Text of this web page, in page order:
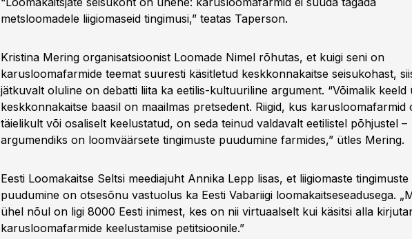
metsloomadele liigiomaseid tingimusi,” teatas Taperson.
Kristina Mering organisatsioonist Loomade Nimel rõhutas, et kuigi seni on
karusloomafarmide teemat suuresti käsitletud keskkonnakaitse seisukohast,
jätkuvalt oluline on debatti liita ka eetilis-kultuuriline argument. “Võimalik keeld
keskkonnakaitse baasil on maailmas pretsedent. Riigid, kus karusloomafarmid
täielikult või osaliselt keelustatud, on seda teinud valdavalt eetilistel põhjustel –
argumendiks on loomväärsete tingimuste puudumine farmides,” ütles Mering.
Eesti Loomakaitse Seltsi meediajuht Annika Lepp lisas, et liigiomaste tingimuste
puudumine on otsesõnu vastuolus ka Eesti Vabariigi loomakaitseseadusega.
ühel nõul on ligi 8000 Eesti inimest, kes on nii virtuaalselt kui käsitsi alla
karusloomafarmide keelustamise petitsioonile.”